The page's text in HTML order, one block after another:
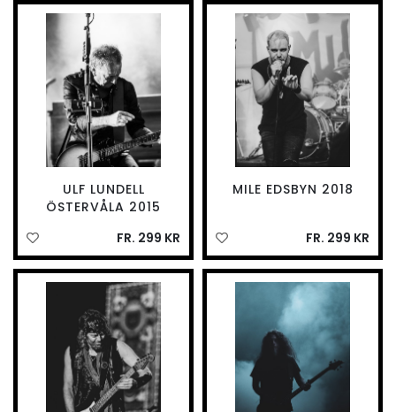
ULF LUNDELL
ÖSTERVÅLA 2015
FR. 299 KR
MILE EDSBYN 2018
FR. 299 KR